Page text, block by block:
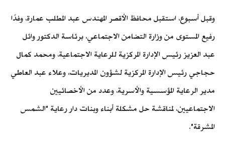
وقبل أسبوع، استقبل محافظ الأقصر المهندس عبد المطلب عمارة، وفدًا
رفيع المستوى من وزارة التضامن الاجتماعي، برئاسة الدكتور وائل
عبد العزيز رئيس الإدارة المركزية للرعاية الاجتماعية، ومحمد كمال
حجاجي رئيس الإدارة المركزية لشؤون المديريات، وعلاء عبد العاطي
مدير الرعاية المؤسسية والأسرية، وعدد من الأخصائيين
الاجتماعيين، لمناقشة حل مشكلة أبناء وبنات دار رعاية "الشمس
المشرقة".